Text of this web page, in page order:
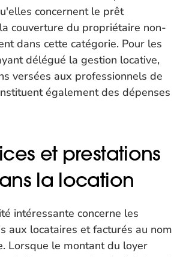
concernent le prêt
couverture du propriétaire non-
dans cette catégorie. Pour les
délégué la gestion locative,
versées aux professionnels de
également des dépenses
et prestations
la location
intéressante concerne les
aux locataires et facturés au nom
Lorsque le montant du loyer